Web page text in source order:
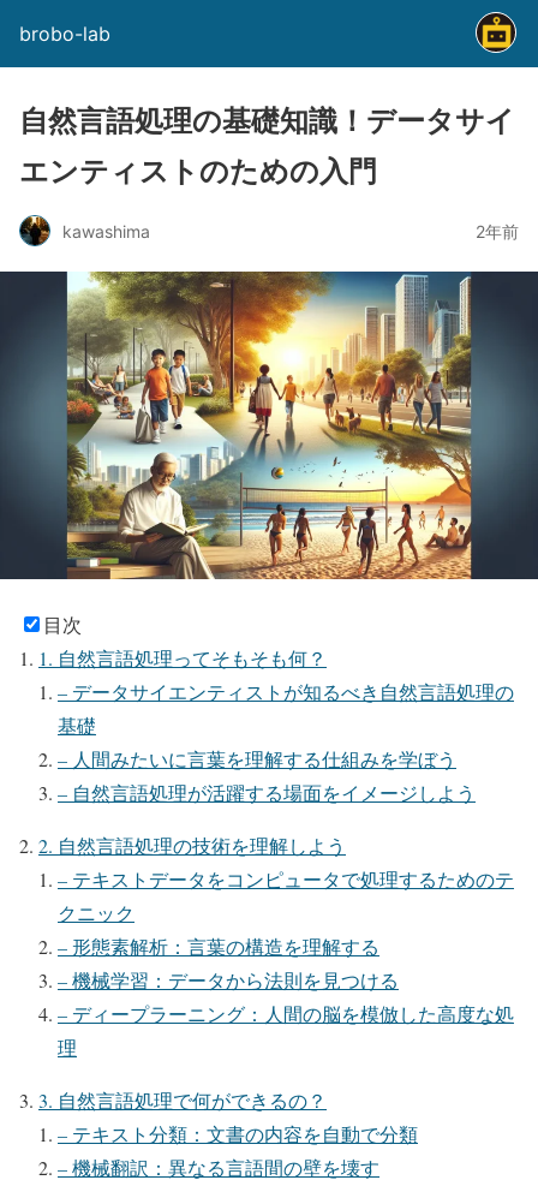
brobo-lab
自然言語処理の基礎知識！データサイ
エンティストのための入門
kawashima 2年前
目次
1. 自然言語処理ってそもそも何？
– データサイエンティストが知るべき自然言語処理の
基礎
– 人間みたいに言葉を理解する仕組みを学ぼう
– 自然言語処理が活躍する場面をイメージしよう
2. 自然言語処理の技術を理解しよう
– テキストデータをコンピュータで処理するためのテ
クニック
– 形態素解析：言葉の構造を理解する
– 機械学習：データから法則を見つける
– ディープラーニング：人間の脳を模倣した高度な処
理
3. 自然言語処理で何ができるの？
– テキスト分類：文書の内容を自動で分類
– 機械翻訳：異なる言語間の壁を壊す